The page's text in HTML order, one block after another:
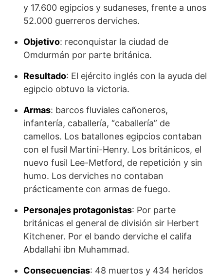
y 17.600 egipcios y sudaneses, frente a unos
52.000 guerreros derviches.
Objetivo: reconquistar la ciudad de
Omdurmán por parte británica.
Resultado: El ejército inglés con la ayuda del
egipcio obtuvo la victoria.
Armas: barcos fluviales cañoneros,
infantería, caballería, “caballería” de
camellos. Los batallones egipcios contaban
con el fusil Martini-Henry. Los británicos, el
nuevo fusil Lee-Metford, de repetición y sin
humo. Los derviches no contaban
prácticamente con armas de fuego.
Personajes protagonistas: Por parte
británicas el general de división sir Herbert
Kitchener. Por el bando derviche el califa
Abdallahi ibn Muhammad.
Consecuencias: 48 muertos y 434 heridos